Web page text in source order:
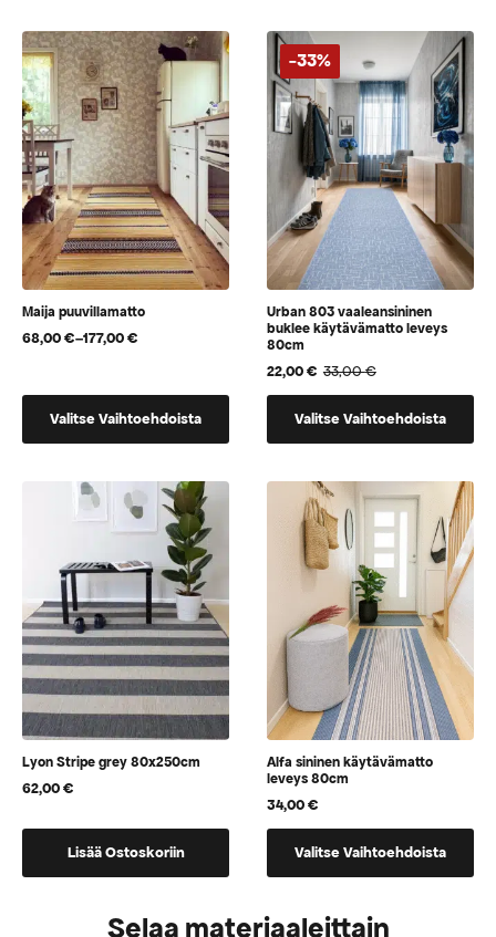
Maija puuvillamatto
68,00€–177,00€
Hintaluokka:
177,00 €
Valitse Vaihtoehdoista
tuotteella
useampi
muunnelma.
valinnat
tuotteen
sivulla.
-33%
Urban 803 vaaleansininen
buklee käytävämatto leveys
80cm
33,00€
Alkuperäinen
hinta
22,00€
Nykyinen
hinta
Valitse Vaihtoehdoista
tuotteella
vaihtoehtoja,
voidaan
valita
tuotteen
Lyon Stripe grey 80x250cm
62,00€
Lisää Ostoskoriin
Alfa sininen käytävämatto
leveys 80cm
34,00€
Valitse Vaihtoehdoista
tuotteella
vaihtoehtoja,
Selaa materiaaleittain